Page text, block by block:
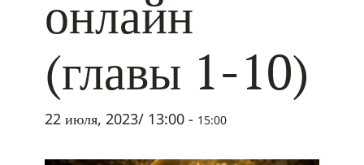
онлайн
(главы 1-10)
22 июля, 2023/ 13:00 - 15:00